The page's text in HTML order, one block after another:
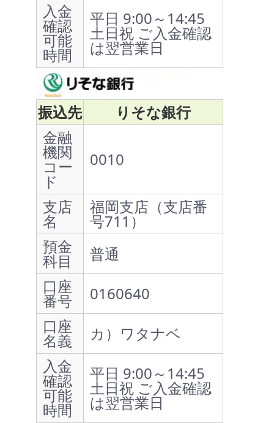
入金
確認
可能
時間
平日 9:00～14:45
土日祝 ご入金確認
は翌営業日
振込先
りそな銀行
金融
機関
コー
ド
0010
支店
名
福岡支店（支店番
号711）
預金
科目
普通
口座
番号
0160640
口座
名義
カ）ワタナベ
入金
確認
可能
時間
平日 9:00～14:45
土日祝 ご入金確認
は翌営業日